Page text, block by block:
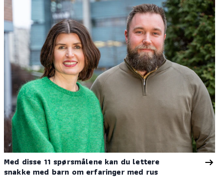
Med disse 11 spørsmålene kan du lettere
snakke med barn om erfaringer med rus